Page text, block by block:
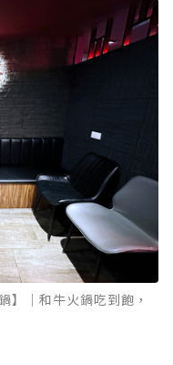
｜和牛火鍋吃到飽，